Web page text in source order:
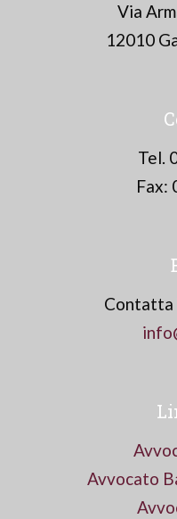
Via
12010
Tel.
Fax:
Contatta
Avvocato